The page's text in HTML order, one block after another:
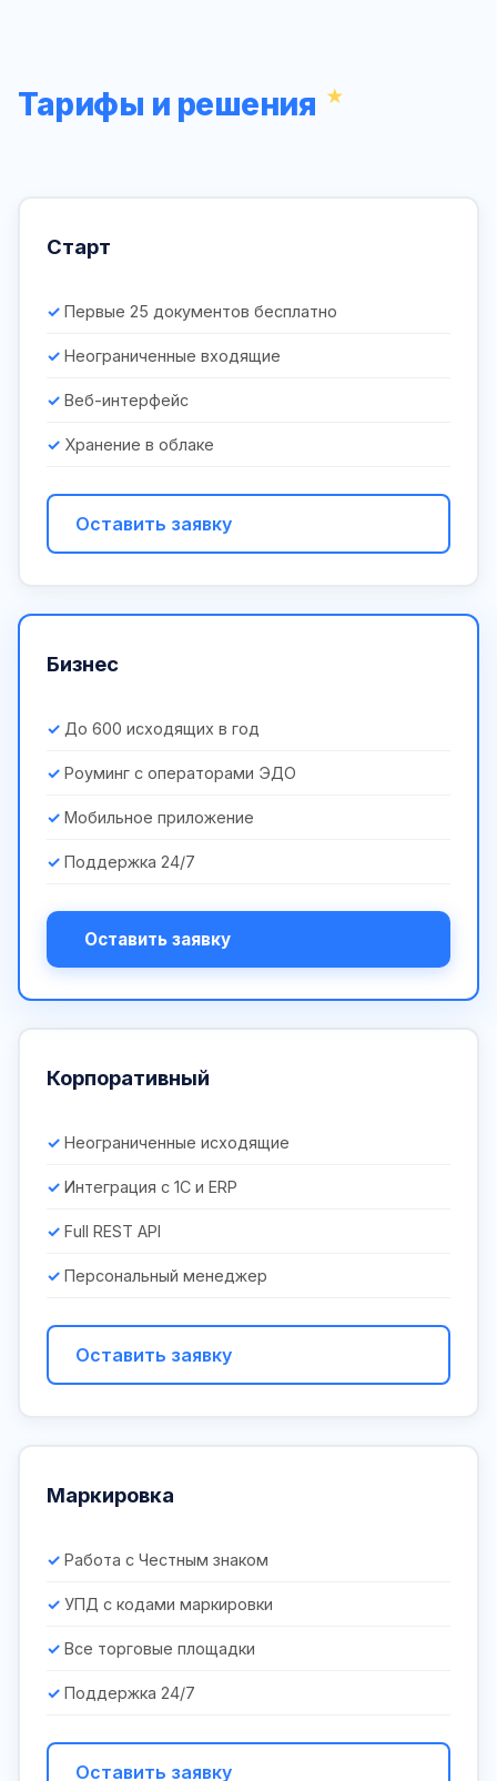
Тарифы и решения
Старт
Первые 25 документов бесплатно
Неограниченные входящие
Веб-интерфейс
Хранение в облаке
Оставить заявку
Бизнес
До 600 исходящих в год
Роуминг с операторами ЭДО
Мобильное приложение
Поддержка 24/7
Оставить заявку
Корпоративный
Неограниченные исходящие
Интеграция с 1С и ERP
Full REST API
Персональный менеджер
Оставить заявку
Маркировка
Работа с Честным знаком
УПД с кодами маркировки
Все торговые площадки
Поддержка 24/7
Оставить заявку